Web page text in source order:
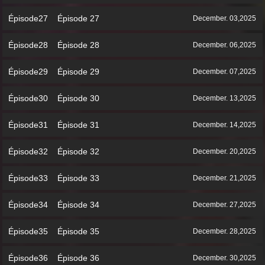
Épisode27 Épisode 27 December. 03,2025
Épisode28 Épisode 28 December. 06,2025
Épisode29 Épisode 29 December. 07,2025
Épisode30 Épisode 30 December. 13,2025
Épisode31 Épisode 31 December. 14,2025
Épisode32 Épisode 32 December. 20,2025
Épisode33 Épisode 33 December. 21,2025
Épisode34 Épisode 34 December. 27,2025
Épisode35 Épisode 35 December. 28,2025
Épisode36 Épisode 36 December. 30,2025